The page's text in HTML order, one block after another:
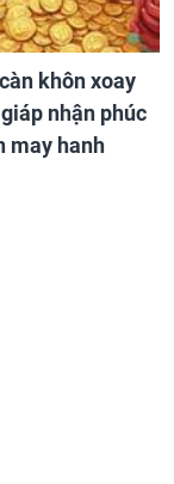
khôn xoay
nhận phúc
may hanh